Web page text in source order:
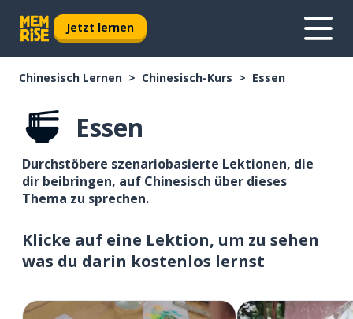
Jetzt lernen
Chinesisch Lernen Chinesisch-Kurs Essen
Essen
Durchstöbere szenariobasierte Lektionen, die
dir beibringen, auf Chinesisch über dieses
Thema zu sprechen.
Klicke auf eine Lektion, um zu sehen
was du darin kostenlos lernst